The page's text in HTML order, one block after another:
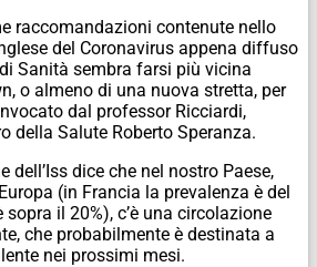
raccomandazioni contenute nello
del Coronavirus appena diffuso
Sanità sembra farsi più vicina
o almeno di una nuova stretta, per
dal professor Ricciardi,
della Salute Roberto Speranza.
dell’Iss dice che nel nostro Paese,
(in Francia la prevalenza è del
sopra il 20%), c’è una circolazione
che probabilmente è destinata a
nei prossimi mesi.